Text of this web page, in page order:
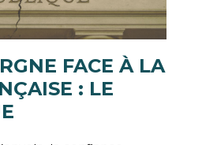
FACE À LA
: LE